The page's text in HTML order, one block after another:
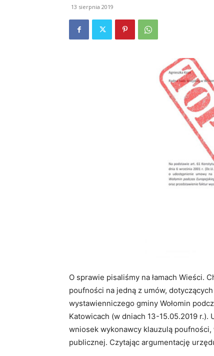
13 sierpnia 2019
O sprawie pisaliśmy na łamach Wieści.
poufności na jedną z umów,
wystawienniczego gminy Wołomin
Katowicach (w dniach 13-15.05.2019 r.).
wniosek wykonawcy klauzulą
publicznej. Czytając argumentację